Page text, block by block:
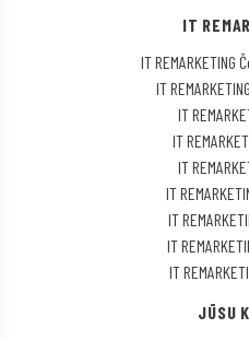
IT
IT
IT
IT
IT
IT
IT
IT
IT
IT
JŪSU